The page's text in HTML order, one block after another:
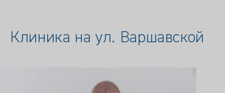
Клиника на ул. Варшавской